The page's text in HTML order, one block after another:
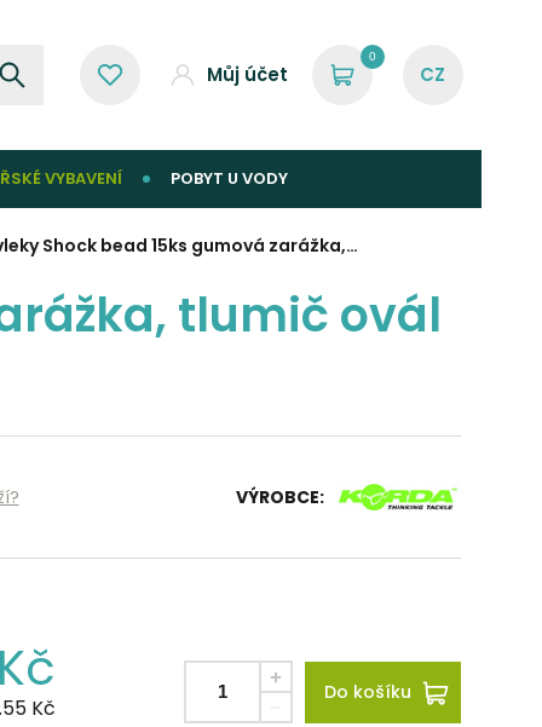
Můj účet
0
VYBAVENÍ POBYT U VODY
Shock bead 15ks gumová zarážka,…
tlumič ovál
VÝROBCE:
Kč
Kč
Do košíku